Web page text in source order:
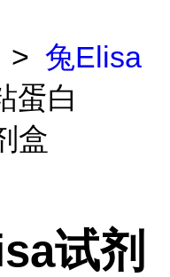
> 兔Elisa
蛋白
盒
试剂